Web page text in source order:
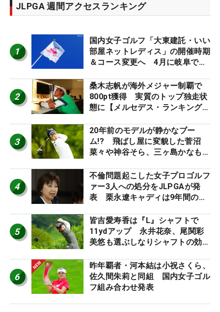
JLPGA 週間アクセスランキング
1
国内女子ゴルフ「大東建託・いい
部屋ネットレディス」の開催時期
＆コース変更へ 4月に岐阜で開
2
桑木志帆が海外メジャー制覇で
800pt獲得 実質のトップ独走状
態に【メルセデス・ランキング番
3
20年前のモデルが静かなブー
ム!? 飛ばし屋に変貌した菅沼
菜々や神谷そら、三ヶ島かなも使
ロたちの“飛ばしギア”】
4
不倫問題起こした女子プロゴルフ
ァー3人への処分をJLPGAが発
表 栗永遼キャディは9年間の立
5
皆吉愛寿香は『L』シャフトで
11ydアップ 永井花奈、尾関彩
美悠も選ぶしなりシャフトの効果
ア”】
6
昨年覇者・河本結は小祝さくら、
佐久間朱莉と同組 国内女子ゴル
フ組み合わせ発表